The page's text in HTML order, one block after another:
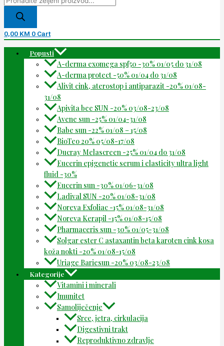
0,00 KM 0 Cart
Popusti
A-derma exomega spf50 -30% 01/05 do 31/08
A-derma protect -50% 01/04 do 31/08
Alivit cink, aterostop i antiparazit -20% 01/08-
31/08
Apivita bee SUN -20% 03/08-23/08
Avene sun -25% 01/04-31/08
Babe sun -22% 01/08 – 15/08
BioTeo 20% 05/08-17/08
Ducray Melascreen -25% 01/04 do 31/08
Eucerin epigenetic serum i elasticity ultra light
fluid -30%
Eucerin sun -30% 01/06-31/08
Ladival SUN -20% 01/08-31/08
Noreva Exfoliac -15% 01/08-31/08
Noreva Kerapil -15% 01/08-15/08
Pharmaceris sun -30% 01/05-31/08
Solgar ester C astaxantin beta karoten cink kosa
koža nokti -20% 01/08-15/08
Uriage Bariesun -20% 03/08-23/08
Kategorije
Vitamini i minerali
Imunitet
Samoliječenje
Srce, jetra, cirkulacija
Digestivni trakt
Reproduktivno zdravlje